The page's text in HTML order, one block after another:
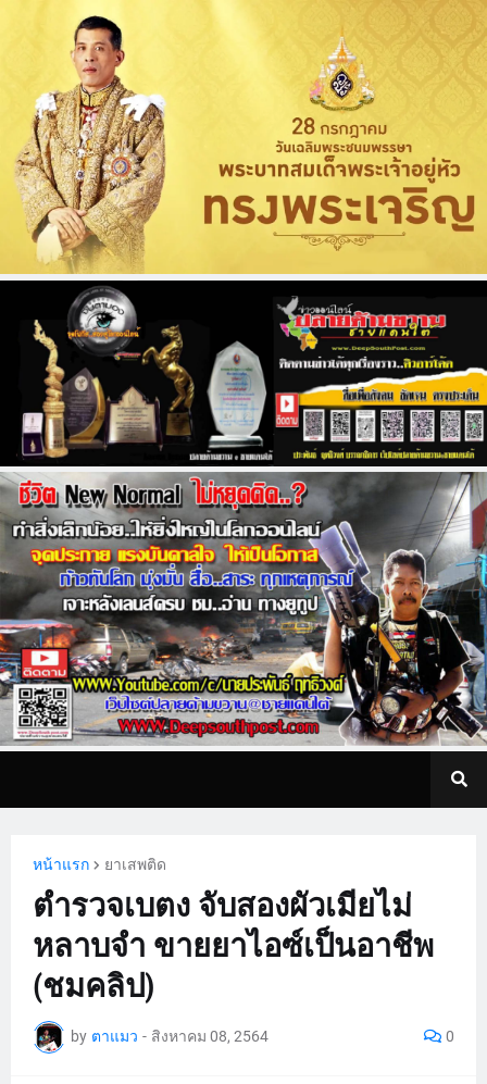
หน้าแรก ยาเสพติด
ตำรวจเบตง จับสองผัวเมียไม่
หลาบจำ ขายยาไอซ์เป็นอาชีพ
(ชมคลิป)
by ตาแมว - สิงหาคม 08, 2564 0